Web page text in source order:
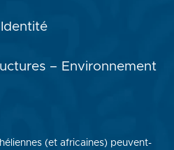
– Environnement
(et africaines) peuvent-